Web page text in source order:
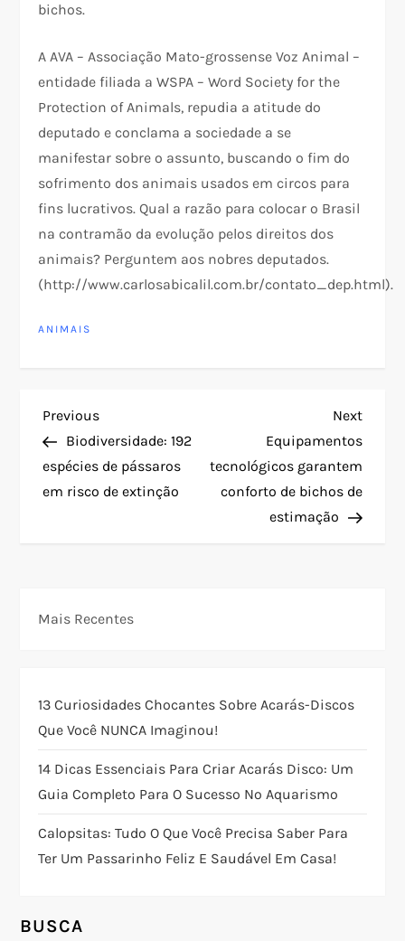
bichos.
A AVA – Associação Mato-grossense Voz Animal –
entidade filiada a WSPA – Word Society for the
Protection of Animals, repudia a atitude do
deputado e conclama a sociedade a se
manifestar sobre o assunto, buscando o fim do
sofrimento dos animais usados em circos para
fins lucrativos. Qual a razão para colocar o Brasil
na contramão da evolução pelos direitos dos
animais? Perguntem aos nobres deputados.
(http://www.carlosabicalil.com.br/contato_dep.html).
ANIMAIS
N
a
v
a
ã
o
d
e
o
Previous
Post
Previous
Biodiversidade: 192
espécies de pássaros
em risco de extinção
Next
Post
Next
Equipamentos
tecnológicos garantem
conforto de bichos de
estimação
Mais Recentes
13 Curiosidades Chocantes Sobre Acarás-Discos
Que Você NUNCA Imaginou!
14 Dicas Essenciais Para Criar Acarás Disco: Um
Guia Completo Para O Sucesso No Aquarismo
Calopsitas: Tudo O Que Você Precisa Saber Para
Ter Um Passarinho Feliz E Saudável Em Casa!
BUSCA